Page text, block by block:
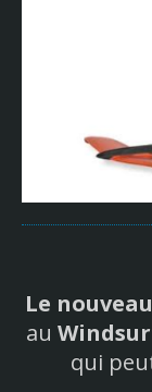
Le
au
qui